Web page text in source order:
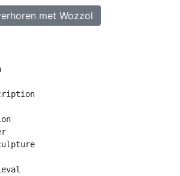
met Wozzol